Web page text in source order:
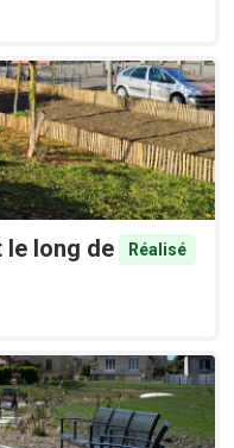
le long de
Réalisé